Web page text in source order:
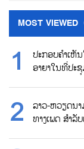
MOST VIEWED
ປະກອບຄຳເຫັ
ອາຍາໃນທີ່ປະ
ລາວ-ຫວຽດນ
ທາງເພດ ສຳລັ